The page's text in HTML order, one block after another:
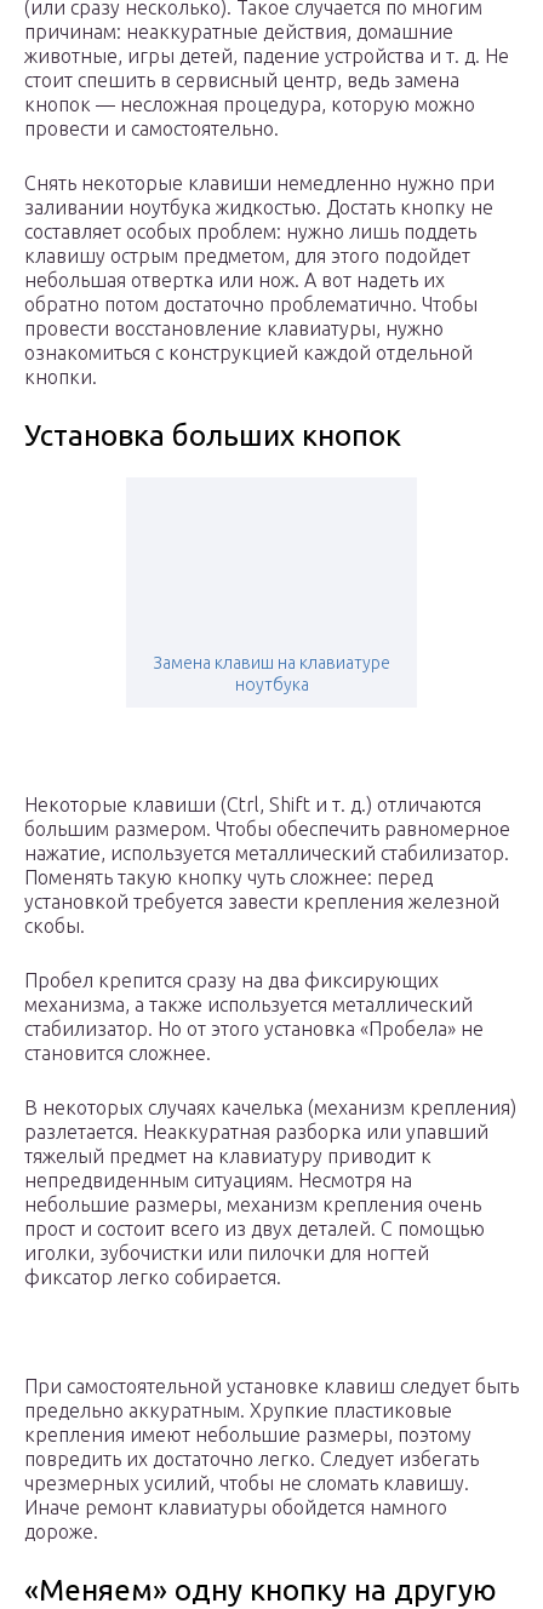
(или сразу несколько). Такое случается по многим
причинам: неаккуратные действия, домашние
животные, игры детей, падение устройства и т. д. Не
стоит спешить в сервисный центр, ведь замена
кнопок — несложная процедура, которую можно
провести и самостоятельно.
Снять некоторые клавиши немедленно нужно при
заливании ноутбука жидкостью. Достать кнопку не
составляет особых проблем: нужно лишь поддеть
клавишу острым предметом, для этого подойдет
небольшая отвертка или нож. А вот надеть их
обратно потом достаточно проблематично. Чтобы
провести восстановление клавиатуры, нужно
ознакомиться с конструкцией каждой отдельной
кнопки.
Установка больших кнопок
Замена клавиш на клавиатуре
ноутбука
Некоторые клавиши (Ctrl, Shift и т. д.) отличаются
большим размером. Чтобы обеспечить равномерное
нажатие, используется металлический стабилизатор.
Поменять такую кнопку чуть сложнее: перед
установкой требуется завести крепления железной
скобы.
Пробел крепится сразу на два фиксирующих
механизма, а также используется металлический
стабилизатор. Но от этого установка «Пробела» не
становится сложнее.
В некоторых случаях качелька (механизм крепления)
разлетается. Неаккуратная разборка или упавший
тяжелый предмет на клавиатуру приводит к
непредвиденным ситуациям. Несмотря на
небольшие размеры, механизм крепления очень
прост и состоит всего из двух деталей. С помощью
иголки, зубочистки или пилочки для ногтей
фиксатор легко собирается.
При самостоятельной установке клавиш следует быть
предельно аккуратным. Хрупкие пластиковые
крепления имеют небольшие размеры, поэтому
повредить их достаточно легко. Следует избегать
чрезмерных усилий, чтобы не сломать клавишу.
Иначе ремонт клавиатуры обойдется намного
дороже.
«Меняем» одну кнопку на другую